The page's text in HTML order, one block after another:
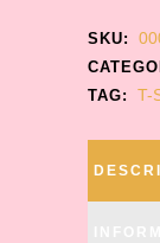
SKU:
TAG: T-